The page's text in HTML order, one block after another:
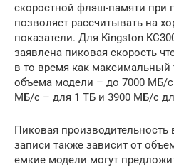
скоростной флэш-памяти при
позволяет рассчитывать на
показатели. Для Kingston
заявлена ​​пиковая скорость
в то время как максимальный
объема модели – до 7000 МБ/c
МБ/c – для 1 ТБ и 3900 МБ/c
Пиковая производительность
записи также зависит от
емкие модели могут